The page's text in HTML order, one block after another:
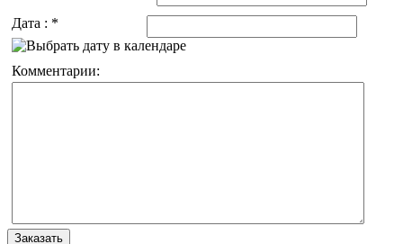
Дата : *
Комментарии: